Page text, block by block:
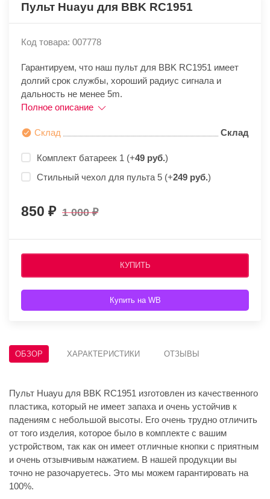
Пульт Huayu для BBK RC1951
Код товара: 007778
Гарантируем, что наш пульт для BBK RC1951 имеет
долгий срок службы, хороший радиус сигнала и
дальность не менее 5m.
Полное описание
Склад Склад
Комплект батареек 1 (+49 руб.)
Стильный чехол для пульта 5 (+249 руб.)
850 1 000
КУПИТЬ
Купить на WB
ОБЗОР ХАРАКТЕРИСТИКИ ОТЗЫВЫ
Пульт Huayu для BBK RC1951 изготовлен из качественного
пластика, который не имеет запаха и очень устойчив к
падениям с небольшой высоты. Его очень трудно отличить
от того изделия, которое было в комплекте с вашим
устройством, так как он имеет отличные кнопки с приятным
и очень отзывчивым нажатием. В нашей продукции вы
точно не разочаруетесь. Это мы можем гарантировать на
100%.